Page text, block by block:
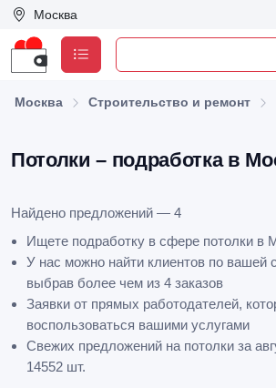
Москва
Москва Строительство и ремонт
Потолки – подработка в
Найдено предложений — 4
Ищете подработку в сфере потолки в
У нас можно найти клиентов по вашей
выбрав более чем из 4 заказов
Заявки от прямых работодателей,
воспользоваться вашими услугами
Свежих предложений на потолки за
14552 шт.